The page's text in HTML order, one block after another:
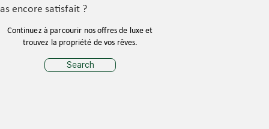
encore satisfait ?
Continuez à parcourir nos offres de luxe et
trouvez la propriété de vos rêves.
Search